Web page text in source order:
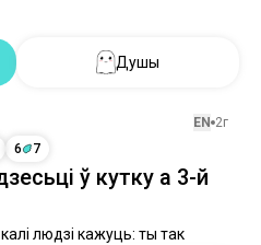
Душы
EN 2г
6 7
ў кутку а 3-й
людзі кажуць: ты так